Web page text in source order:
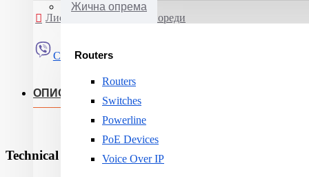
Жична опрема
Routers
Routers
Switches
Powerline
PoE Devices
Voice Over IP
Листа на желби Спореди
Сподели
ОПИС
Technical Specifications